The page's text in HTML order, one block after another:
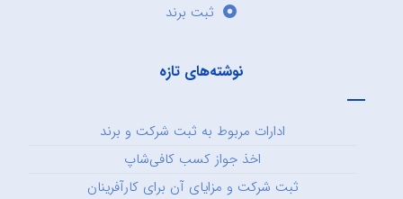
ثبت برند
نوشته‌های تازه
ادارات مربوط به ثبت شرکت و برند
اخذ جواز کسب کافی‌شاپ
ثبت شرکت و مزایای آن برای کارآفرینان